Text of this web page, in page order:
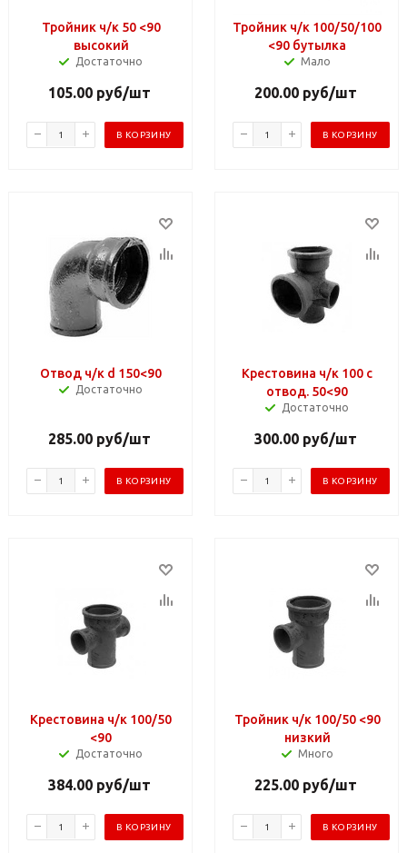
Тройник ч/к 50 <90
высокий
Достаточно
105.00руб/шт
В КОРЗИНУ
Тройник ч/к 100/50/100
<90 бутылка
Мало
200.00руб/шт
В КОРЗИНУ
Отвод ч/к d 150<90
Достаточно
285.00руб/шт
В КОРЗИНУ
Крестовина ч/к 100 с
отвод. 50<90
Достаточно
300.00руб/шт
В КОРЗИНУ
Крестовина ч/к 100/50
<90
Достаточно
384.00руб/шт
В КОРЗИНУ
Тройник ч/к 100/50 <90
низкий
Много
225.00руб/шт
В КОРЗИНУ